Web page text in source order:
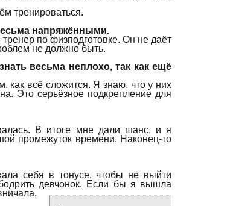
тренироваться.
напряжёнными.
по физподготовке. Он не даёт
не должно быть.
весьма неплохо, так как ещё
как всё сложится. Я знаю, что у них
Это серьёзное подкрепление для
В итоге мне дали шанс, и я
промежуток времени. Наконец-то
себя в тонусе, чтобы не выйти
девчонок. Если бы я вышла